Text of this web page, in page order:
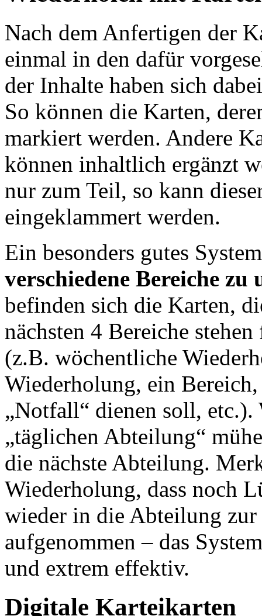
Nach dem Anfertigen der
einmal in den dafür
der Inhalte haben sich
So können die Karten,
markiert werden. Andere
können inhaltlich ergänzt
nur zum Teil, so kann
eingeklammert werden.
Ein besonders gutes
verschiedene Bereiche zu
befinden sich die Karten,
nächsten 4 Bereiche
(z.B. wöchentliche
Wiederholung, ein
„Notfall“ dienen soll,
„täglichen Abteilung“
die nächste Abteilung.
Wiederholung, dass noch
wieder in die Abteilung
aufgenommen – das
und extrem effektiv.
Digitale Karteikarten